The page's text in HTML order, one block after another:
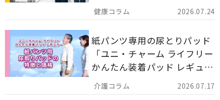
2026.07.24
ア用品の選び方を解説しま
す。
2026.07.17
紙パンツ専用の尿とりパッド
「ユニ・チャーム ライフリー
かんたん装着パッド レギュラ
ー 計162枚」について解説し
ます。